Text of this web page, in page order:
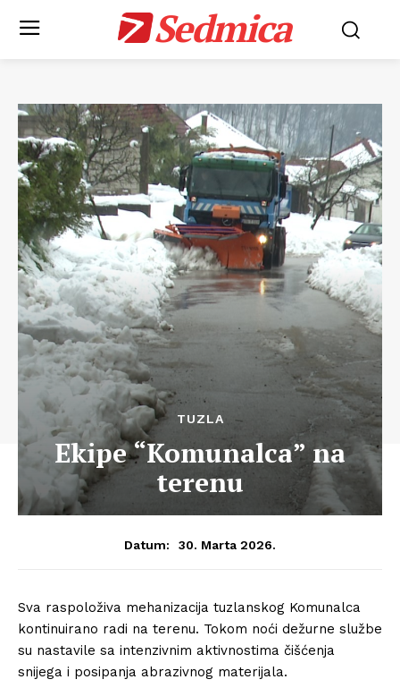
Sedmica
TUZLA
Ekipe “Komunalca” na
terenu
Datum: 30. Marta 2026.
Sva raspoloživa mehanizacija tuzlanskog Komunalca
kontinuirano radi na terenu. Tokom noći dežurne službe
su nastavile sa intenzivnim aktivnostima čišćenja
snijega i posipanja abrazivnog materijala.